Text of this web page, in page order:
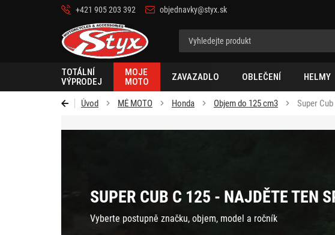
+421 905 203 392 objednavky@styx.sk
Styx-
cz
TOTÁLNÍ
VÝPRODEJ
MOJE
MOTO
ZAVAZADLO OBLEČENÍ HELMY
Úvod MÉ MOTO Honda Objem do 125 cm3 Super Cub
SUPER CUB C 125 - NAJDĚTE TEN
Vyberte postupně značku, objem, model a ročník